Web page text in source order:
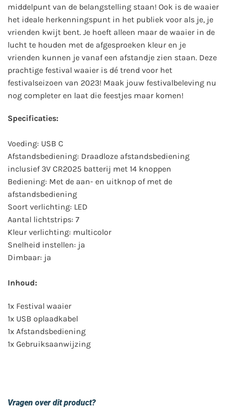
middelpunt van de belangstelling staan! Ook is de waaier
het ideale herkenningspunt in het publiek voor als je, je
vrienden kwijt bent. Je hoeft alleen maar de waaier in de
lucht te houden met de afgesproeken kleur en je
vrienden kunnen je vanaf een afstandje zien staan. Deze
prachtige festival waaier is dé trend voor het
festivalseizoen van 2023! Maak jouw festivalbeleving nu
nog completer en laat die feestjes maar komen!
Specificaties:
Voeding: USB C
Afstandsbediening: Draadloze afstandsbediening
inclusief 3V CR2025 batterij met 14 knoppen
Bediening: Met de aan- en uitknop of met de
afstandsbediening
Soort verlichting: LED
Aantal lichtstrips: 7
Kleur verlichting: multicolor
Snelheid instellen: ja
Dimbaar: ja
Inhoud:
1x Festival waaier
1x USB oplaadkabel
1x Afstandsbediening
1x Gebruiksaanwijzing
Vragen over dit product?